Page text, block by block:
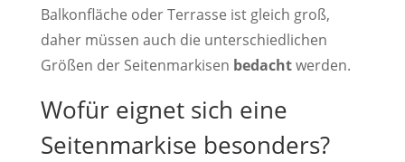
Balkonfläche oder Terrasse ist gleich groß,
daher müssen auch die unterschiedlichen
Größen der Seitenmarkisen bedachtwerden.
Wofür eignet sich eine
Seitenmarkise besonders?